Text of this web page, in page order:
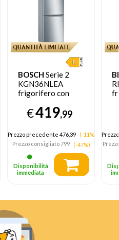
BOSCH Serie 2
KGN36NLEA
frigorifero con
installazione 305 L
inossidabile
€419,99
Prezzo precedente 476,39
(-11%)
Prezzo consigliato799 (-47%)
Disponibilità
immediata